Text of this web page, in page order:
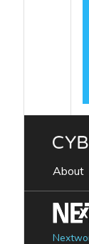
About